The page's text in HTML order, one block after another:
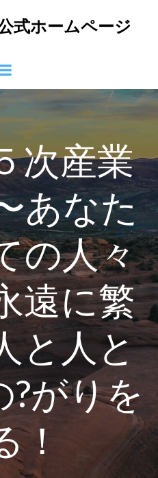
ン
ツ
へ
プ
式ホームページ
次産業
あなた
の人々
遠に繁
と人と
?がりを
！